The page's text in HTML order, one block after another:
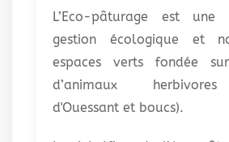
L’Eco-pâturage est une
gestion écologique et
espaces verts fondée
d’animaux
d'Ouessant et boucs).